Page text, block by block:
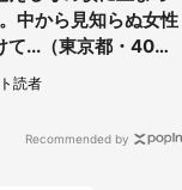
中から見知らぬ女性
て...（東京都・40代
読者
Recommended by